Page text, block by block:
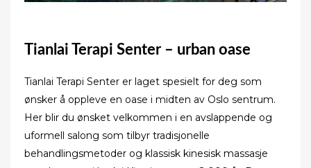
Tianlai Terapi Senter – urban oase
Tianlai Terapi Senter er laget spesielt for deg som
ønsker å oppleve en oase i midten av Oslo sentrum.
Her blir du ønsket velkommen i en avslappende og
uformell salong som tilbyr tradisjonelle
behandlingsmetoder og klassisk kinesisk massasje